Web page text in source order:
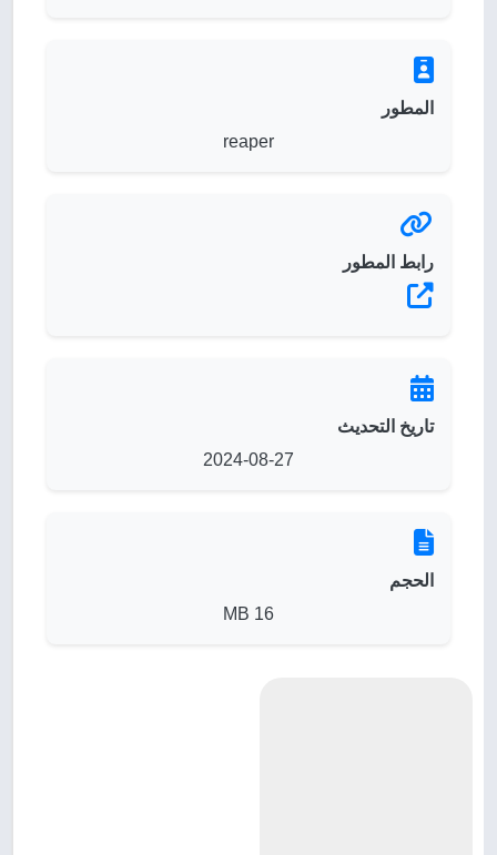
المطور
reaper
رابط المطور
تاريخ التحديث
2024-08-27
الحجم
16 MB